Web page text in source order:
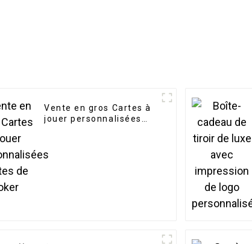
Vente en gros Cartes à
jouer personnalisées